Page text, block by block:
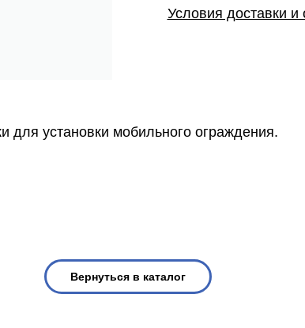
Условия доставки
для установки мобильного ограждения.
Вернуться в каталог